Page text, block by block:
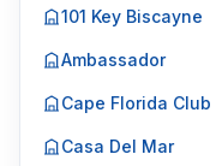
101 Key Biscayne
Ambassador
Cape Florida Club
Casa Del Mar